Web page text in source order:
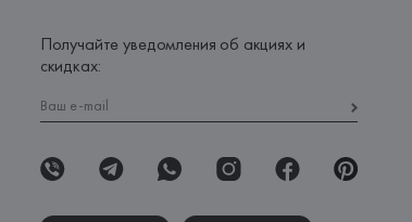
Получайте уведомления об акциях и
скидках: